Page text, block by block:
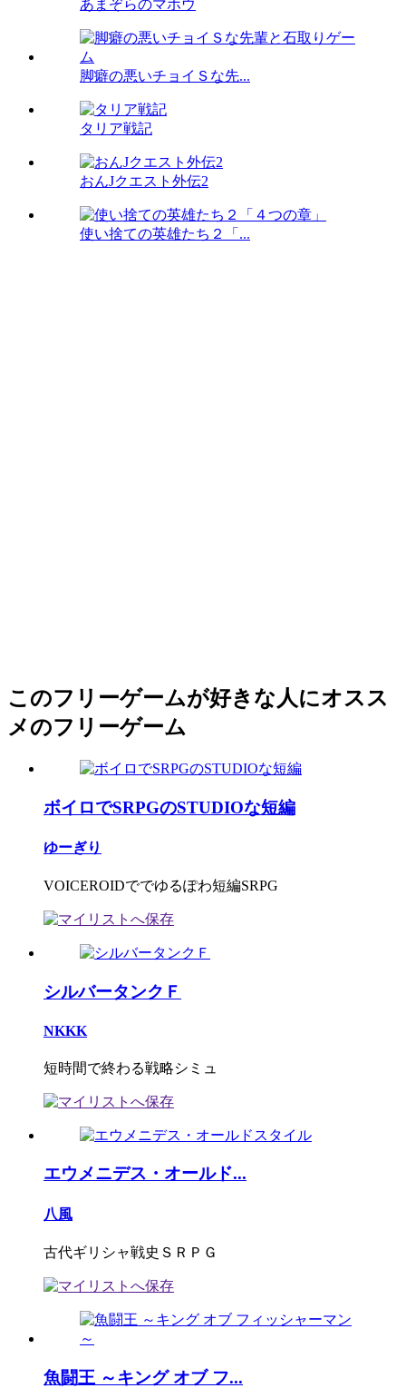
あまぞらのマホウ
脚癖の悪いチョイＳな先...
タリア戦記
おんJクエスト外伝2
使い捨ての英雄たち２「...
このフリーゲームが好きな人にオスス
メのフリーゲーム
ボイロでSRPGのSTUDIOな短編
ゆーぎり
VOICEROIDででゆるぽわ短編SRPG
シルバータンクＦ
NKKK
短時間で終わる戦略シミュ
エウメニデス・オールド...
八風
古代ギリシャ戦史ＳＲＰＧ
魚闘王 ～キング オブ フ...